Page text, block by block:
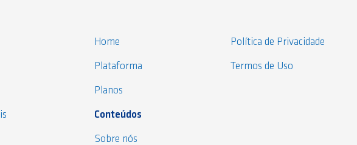
Home
Plataforma
Planos
Conteúdos
Sobre nós
Política de Privacidade
Termos de Uso